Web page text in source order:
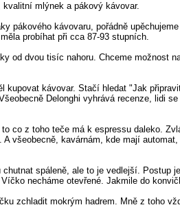
mlýnek a pákový kávovar.
pákového kávovaru, pořádně
probíhat při cca 87-93 stupních.
od dvou tisíc nahoru. Chceme možnost
kávovar. Stačí hledat "Jak
Delonghi vyhrává recenze, lidi
z toho teče má k espressu daleko.
všeobecně, kavárnám, kde mají
spáleně, ale to je vedlejší.
necháme otevřené. Jakmile do
zchladit mokrým hadrem. Mně z toho